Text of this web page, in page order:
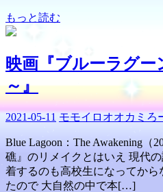
もっと読む
映画『ブルーラグー
～』
2021-05-11 モモイロオオカミろ
Blue Lagoon：The Awakening（
礁』のリメイクとはいえ 現代
着するのも高校生になってから
たので 大自然の中で本[…]